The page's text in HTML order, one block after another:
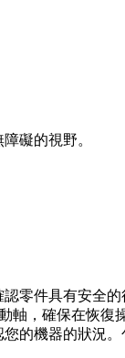
礙的視野。
認零件具有安全
軸，確保在恢復
您的機器的狀況